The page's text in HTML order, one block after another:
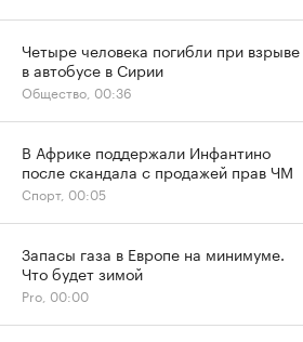
Четыре человека погибли при взрыве
в автобусе в Сирии
Общество, 00:36
В Африке поддержали Инфантино
после скандала с продажей прав ЧМ
Спорт, 00:05
Запасы газа в Европе на минимуме.
Что будет зимой
Pro, 00:00